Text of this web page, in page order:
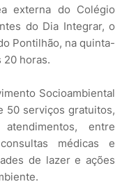
externa do Colégio
do Dia Integrar, o
Pontilhão, na quinta-
20 horas.
Socioambiental
50 serviços gratuitos,
entre
médicas e
de lazer e ações